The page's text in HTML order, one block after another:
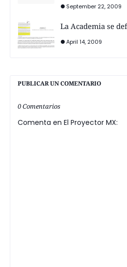
September 22, 2009
La Academia se
April 14, 2009
PUBLICAR UN COMENTARIO
0 Comentarios
Comenta en El Proyector MX: